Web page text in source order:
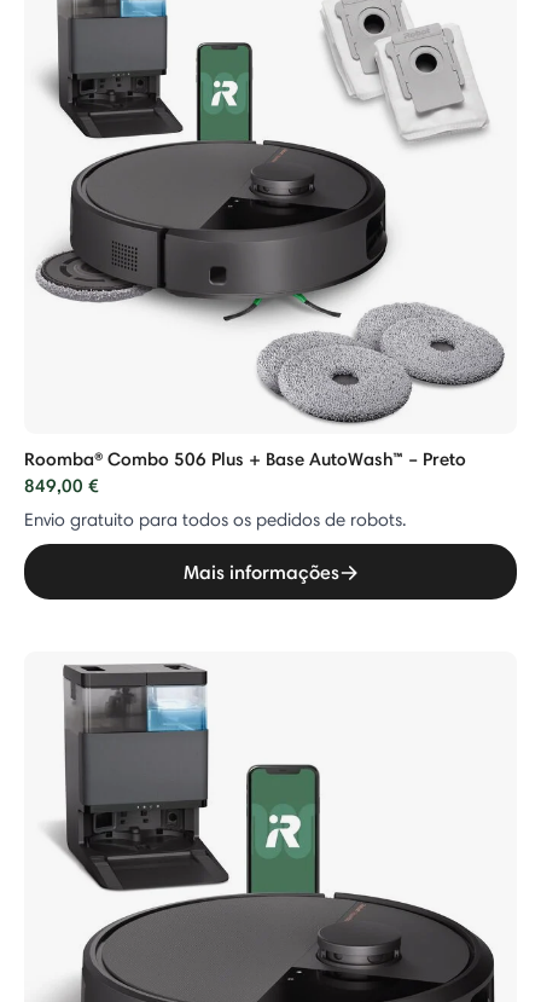
Roomba® Combo 506 Plus + Base AutoWash™ – Preto
849,00 €
Envio gratuito para todos os pedidos de robots.
Mais informações